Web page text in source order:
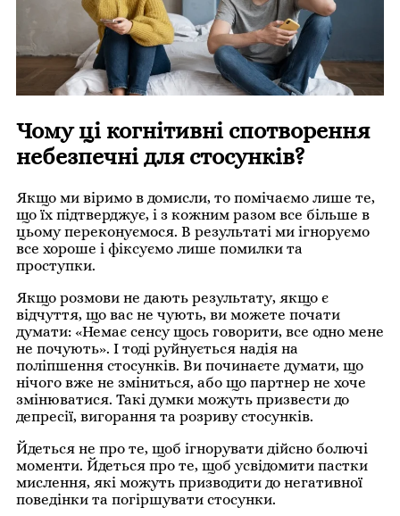
Чому ці когнітивні спотворення
небезпечні для стосунків?
Якщо ми віримо в домисли, то помічаємо лише те,
що їх підтверджує, і з кожним разом все більше в
цьому переконуємося. В результаті ми ігноруємо
все хороше і фіксуємо лише помилки та
проступки.
Якщо розмови не дають результату, якщо є
відчуття, що вас не чують, ви можете почати
думати: «Немає сенсу щось говорити, все одно мене
не почують». І тоді руйнується надія на
поліпшення стосунків. Ви починаєте думати, що
нічого вже не зміниться, або що партнер не хоче
змінюватися. Такі думки можуть призвести до
депресії, вигорання та розриву стосунків.
Йдеться не про те, щоб ігнорувати дійсно болючі
моменти. Йдеться про те, щоб усвідомити пастки
мислення, які можуть призводити до негативної
поведінки та погіршувати стосунки.